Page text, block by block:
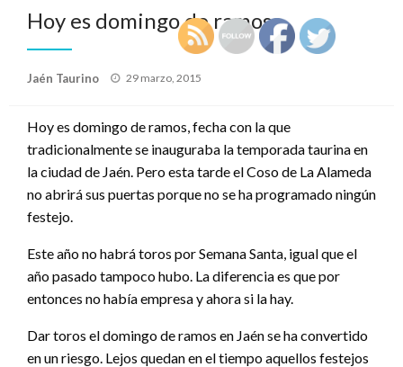
Hoy es domingo de ramos
Jaén Taurino
Publicado
29 marzo, 2015
Hoy es domingo de ramos, fecha con la que
tradicionalmente se inauguraba la temporada taurina en
la ciudad de Jaén. Pero esta tarde el Coso de La Alameda
no abrirá sus puertas porque no se ha programado ningún
festejo.
Este año no habrá toros por Semana Santa, igual que el
año pasado tampoco hubo. La diferencia es que por
entonces no había empresa y ahora si la hay.
Dar toros el domingo de ramos en Jaén se ha convertido
en un riesgo. Lejos quedan en el tiempo aquellos festejos